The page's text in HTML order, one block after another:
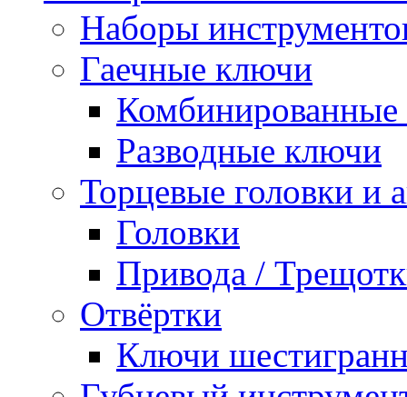
Наборы
Гаечные ключи
Разводные ключи
Торцевые головки и
Головки
Привода /
Отвёртки
Ключи